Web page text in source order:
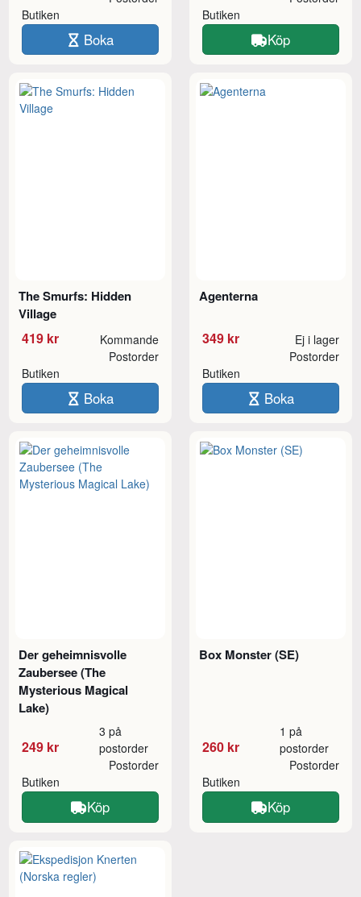
Butiken
Boka
Butiken
Köp
The Smurfs: Hidden
Village
419 kr Kommande
Butiken
Postorder
Boka
Agenterna
349 kr Ej i lager
Butiken
Postorder
Boka
Der geheimnisvolle
Zaubersee (The
Mysterious Magical
Lake)
249 kr
3 på
postorder
Butiken
Postorder
Köp
Box Monster (SE)
260 kr
1 på
postorder
Butiken
Postorder
Köp